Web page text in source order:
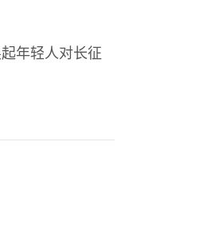
年轻人对长征